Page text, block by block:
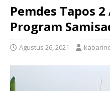
Pemdes Tapos
Program
Agustus 26, 2021